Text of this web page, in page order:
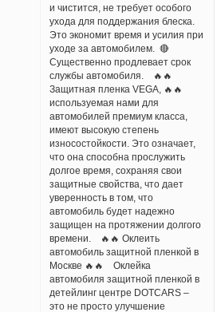
и чистится, не требует особого
ухода для поддержания блеска.
Это экономит время и усилия при
уходе за автомобилем. 🔴
Существенно продлевает срок
службы автомобиля. 🔥🔥
Защитная пленка VEGA, 🔥🔥
используемая нами для
автомобилей премиум класса,
имеют высокую степень
износостойкости. Это означает,
что она способна прослужить
долгое время, сохраняя свои
защитные свойства, что дает
уверенность в том, что
автомобиль будет надежно
защищен на протяжении долгого
времени. 🔥🔥 Оклеить
автомобиль защитной пленкой в
Москве 🔥🔥 Оклейка
автомобиля защитной пленкой в
детейлинг центре DOTCARS –
это не просто улучшение